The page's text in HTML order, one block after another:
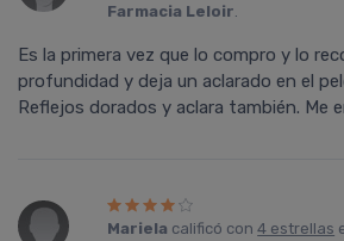
Farmacia Leloir.
Es la primera vez que lo compro y lo
profundidad y deja un aclarado en el
Reflejos dorados y aclara también. Me
Mariela calificó con4 estrellas